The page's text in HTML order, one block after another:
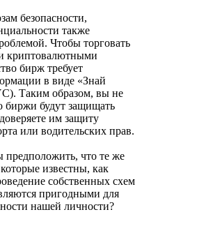
безопасности,
также
Чтобы торговать
криптовалютными
бирж требует
в виде «Знай
Таким образом, вы не
биржи будут защищать
им защиту
или водительских прав.
что те же
известны, как
собственных схем
пригодными для
нашей личности?